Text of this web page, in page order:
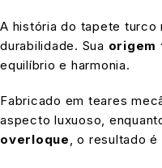
A história do tapete turco
durabilidade. Sua
equilíbrio e harmonia.
Fabricado em teares
aspecto luxuoso,
overloque, o resultado